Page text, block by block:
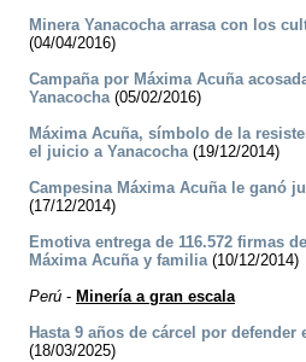
Minera Yanacocha arrasa con los
(04/04/2016)
Campaña por Máxima Acuña
Yanacocha(05/02/2016)
Máxima Acuña, símbolo de la
el juicio a Yanacocha(19/12/2014)
Campesina Máxima Acuña le ganó
(17/12/2014)
Emotiva entrega de 116.572 firmas
Máxima Acuña y familia(10/12/2014)
Perú - Minería a gran escala
Hasta 9 años de cárcel por defender
(18/03/2025)